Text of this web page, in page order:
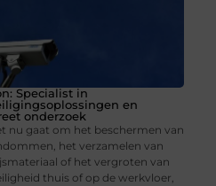
Specialist in
en
onderzoek
nu gaat om het beschermen van
het verzamelen van
of het vergroten van
thuis of op de werkvloer,